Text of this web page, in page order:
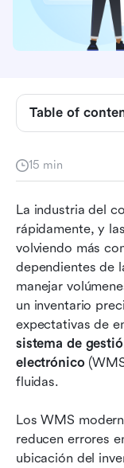
15 min
La industria del
rápidamente, y
volviendo más
dependientes de
manejar
un inventario
sistema de
electrónico
fluidas.
Los WMS
reducen errores
ubicación del
Table of
Primera
almacenes
Tipos de
¿Cuáles son
electrónico?
Los 8 mejores
gestión de
Beneficios de
almacenes
Desafíos
almacén de
los resuelve
Conclusión
Preguntas